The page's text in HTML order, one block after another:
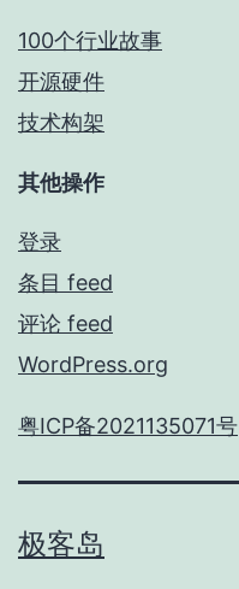
100个行业故事
开源硬件
技术构架
其他操作
登录
条目 feed
评论 feed
WordPress.org
粤ICP备2021135071号
极客岛